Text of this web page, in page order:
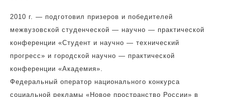
2010 г. — подготовил призеров и победителей
межвузовской студенческой — научно — практической
конференции «Студент и научно — технический
прогресс» и городской научно — практической
конференции «Академия».
Федеральный оператор национального конкурса
социальной рекламы «Новое пространство России» в